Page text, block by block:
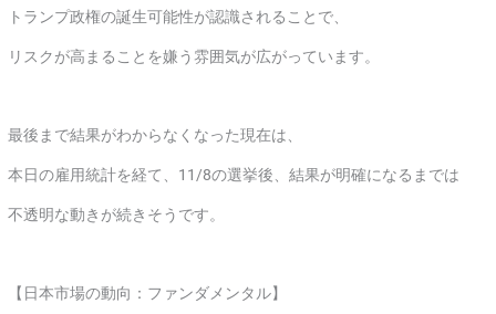
トランプ政権の誕生可能性が認識されることで、
リスクが高まることを嫌う雰囲気が広がっています。
最後まで結果がわからなくなった現在は、
本日の雇用統計を経て、11/8の選挙後、結果が明確になるまでは
不透明な動きが続きそうです。
【日本市場の動向：ファンダメンタル】